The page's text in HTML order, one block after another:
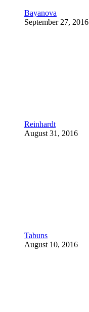
Bayanova
September 27, 2016
Reinhardt
August 31, 2016
Tabuns
August 10, 2016